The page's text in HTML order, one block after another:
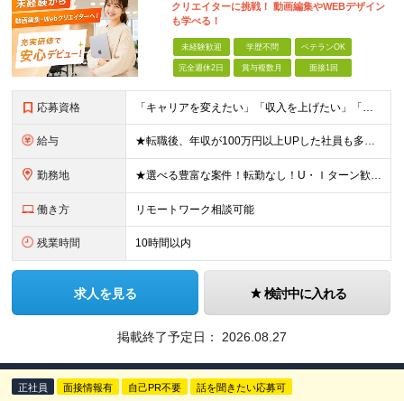
クリエイターに挑戦！ 動画編集やWEBデザイン
も学べる！
未経験歓迎 学歴不問 ベテランOK
完全週休2日 賞与複数月 面接1回
応募資格 「キャリアを変えたい」「収入を上げたい」「将来に強いスキルを身につけたい」方歓迎！ ・未経験歓迎 ・学歴不問 ・第二新卒歓迎 ＼経験やスキルではなく、“これから”を重視します／ 「今のままでいい
給与 ★転職後、年収が100万円以上UPした社員も多数！ 月給25.9万円以上＋諸手当＋賞与年2回＋インセンティブ 【固定残業代について】 なし（残業代は、実際の労働時間に応じて別途全額支給）
勤務地 ★選べる豊富な案件！転勤なし！U・Ｉターン歓迎！ 東京、神奈川、埼玉、千葉、愛知、大阪、兵庫、京都、広島、福岡をはじめとする全国各地のプロジェクト先。 プライム上場、グロース上場企業の大手～ベンチ
働き方 リモートワーク相談可能
残業時間 10時間以内
求人を見る 検討中に入れる
掲載終了予定日： 2026.08.27
正社員 面接情報有 自己PR不要 話を聞きたい応募可